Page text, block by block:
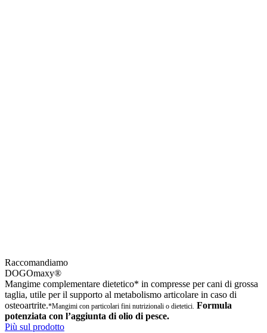
Raccomandiamo
DOGOmaxy®
Mangime complementare dietetico* in compresse per cani di grossa
taglia, utile per il supporto al metabolismo articolare in caso di
osteoartrite.*Mangimi con particolari fini nutrizionali o dietetici. Formula
potenziata con l’aggiunta di olio di pesce.
Più sul prodotto